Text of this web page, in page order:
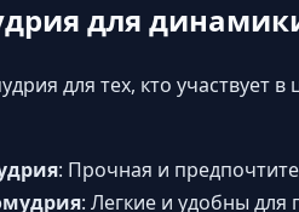
для
для тех, кто участвует
: Прочная и
: Легкие и удобны